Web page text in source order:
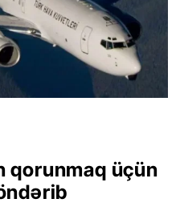
qorunmaq üçün